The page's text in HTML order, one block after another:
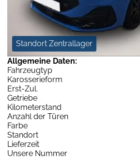
Standort Zentrallager
Allgemeine Daten:
Fahrzeugtyp
Karosserieform
Erst-Zul.
Getriebe
Kilometerstand
Anzahl der Türen
Farbe
Standort
Lieferzeit
Unsere Nummer